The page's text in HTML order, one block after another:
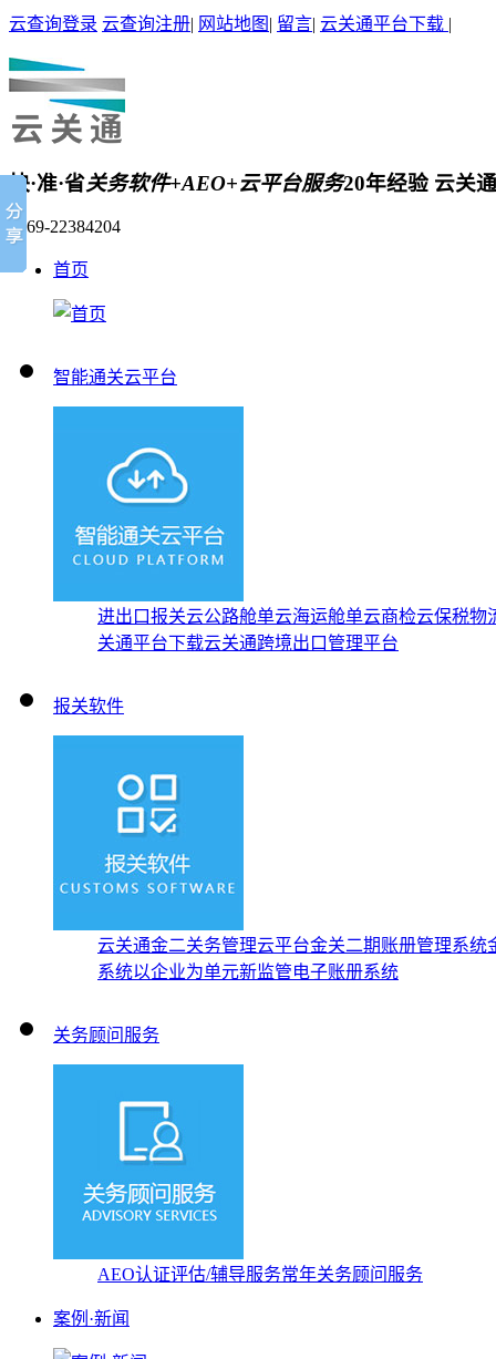
云查询登录 云查询注册| 网站地图 | 留言| 云关通平台下载 |
快·准·省关务软件+AEO+云平台服务20年经验 云关
0769-22384204
首页
智能通关云平台
进出口报关云公路舱单云海运舱单云商检云保税物
关通平台下载云关通跨境出口管理平台
报关软件
云关通金二关务管理云平台金关二期账册管理系统
系统以企业为单元新监管电子账册系统
关务顾问服务
AEO认证评估/辅导服务常年关务顾问服务
案例·新闻